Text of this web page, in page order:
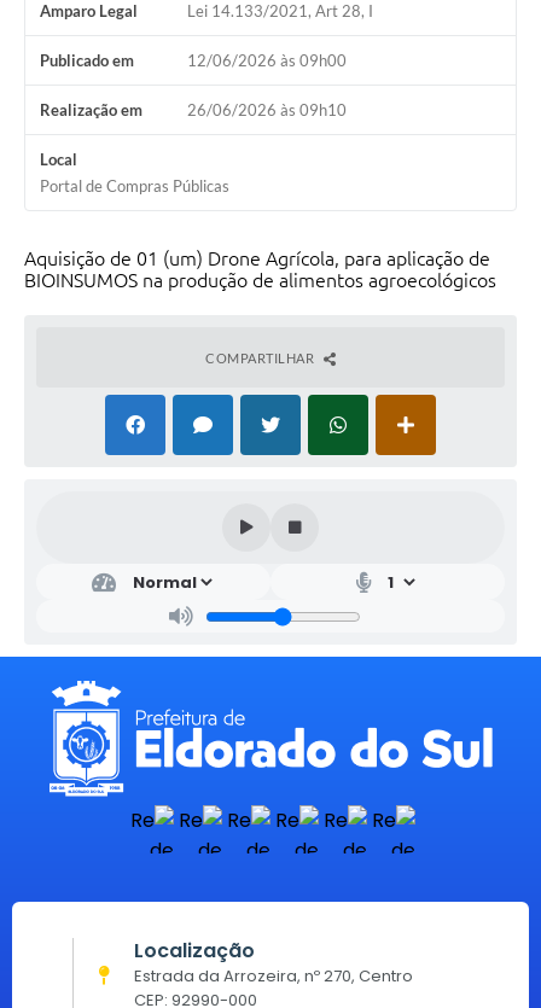
Amparo Legal Lei 14.133/2021, Art 28, I
Publicado em 12/06/2026 às 09h00
Realização em 26/06/2026 às 09h10
Local
Portal de Compras Públicas
Aquisição de 01 (um) Drone Agrícola, para aplicação de
BIOINSUMOS na produção de alimentos agroecológicos
COMPARTILHAR
Localização
Estrada da Arrozeira, nº 270, Centro
CEP: 92990-000